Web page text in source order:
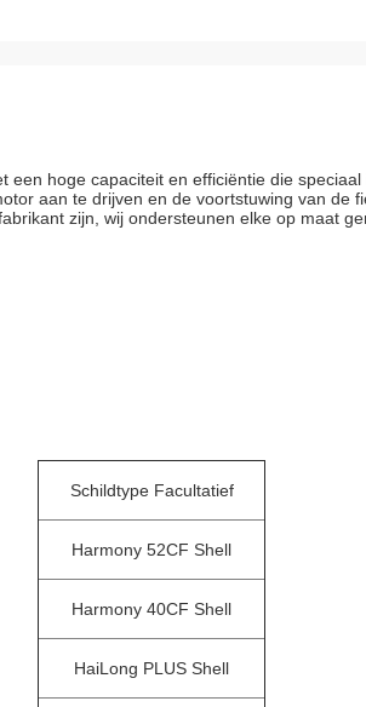
hoge capaciteit en efficiëntie die speciaal
aan te drijven en de voortstuwing van de
zijn, wij ondersteunen elke op maat
Schildtype Facultatief
Harmony 52CF Shell
Harmony 40CF Shell
HaiLong PLUS Shell